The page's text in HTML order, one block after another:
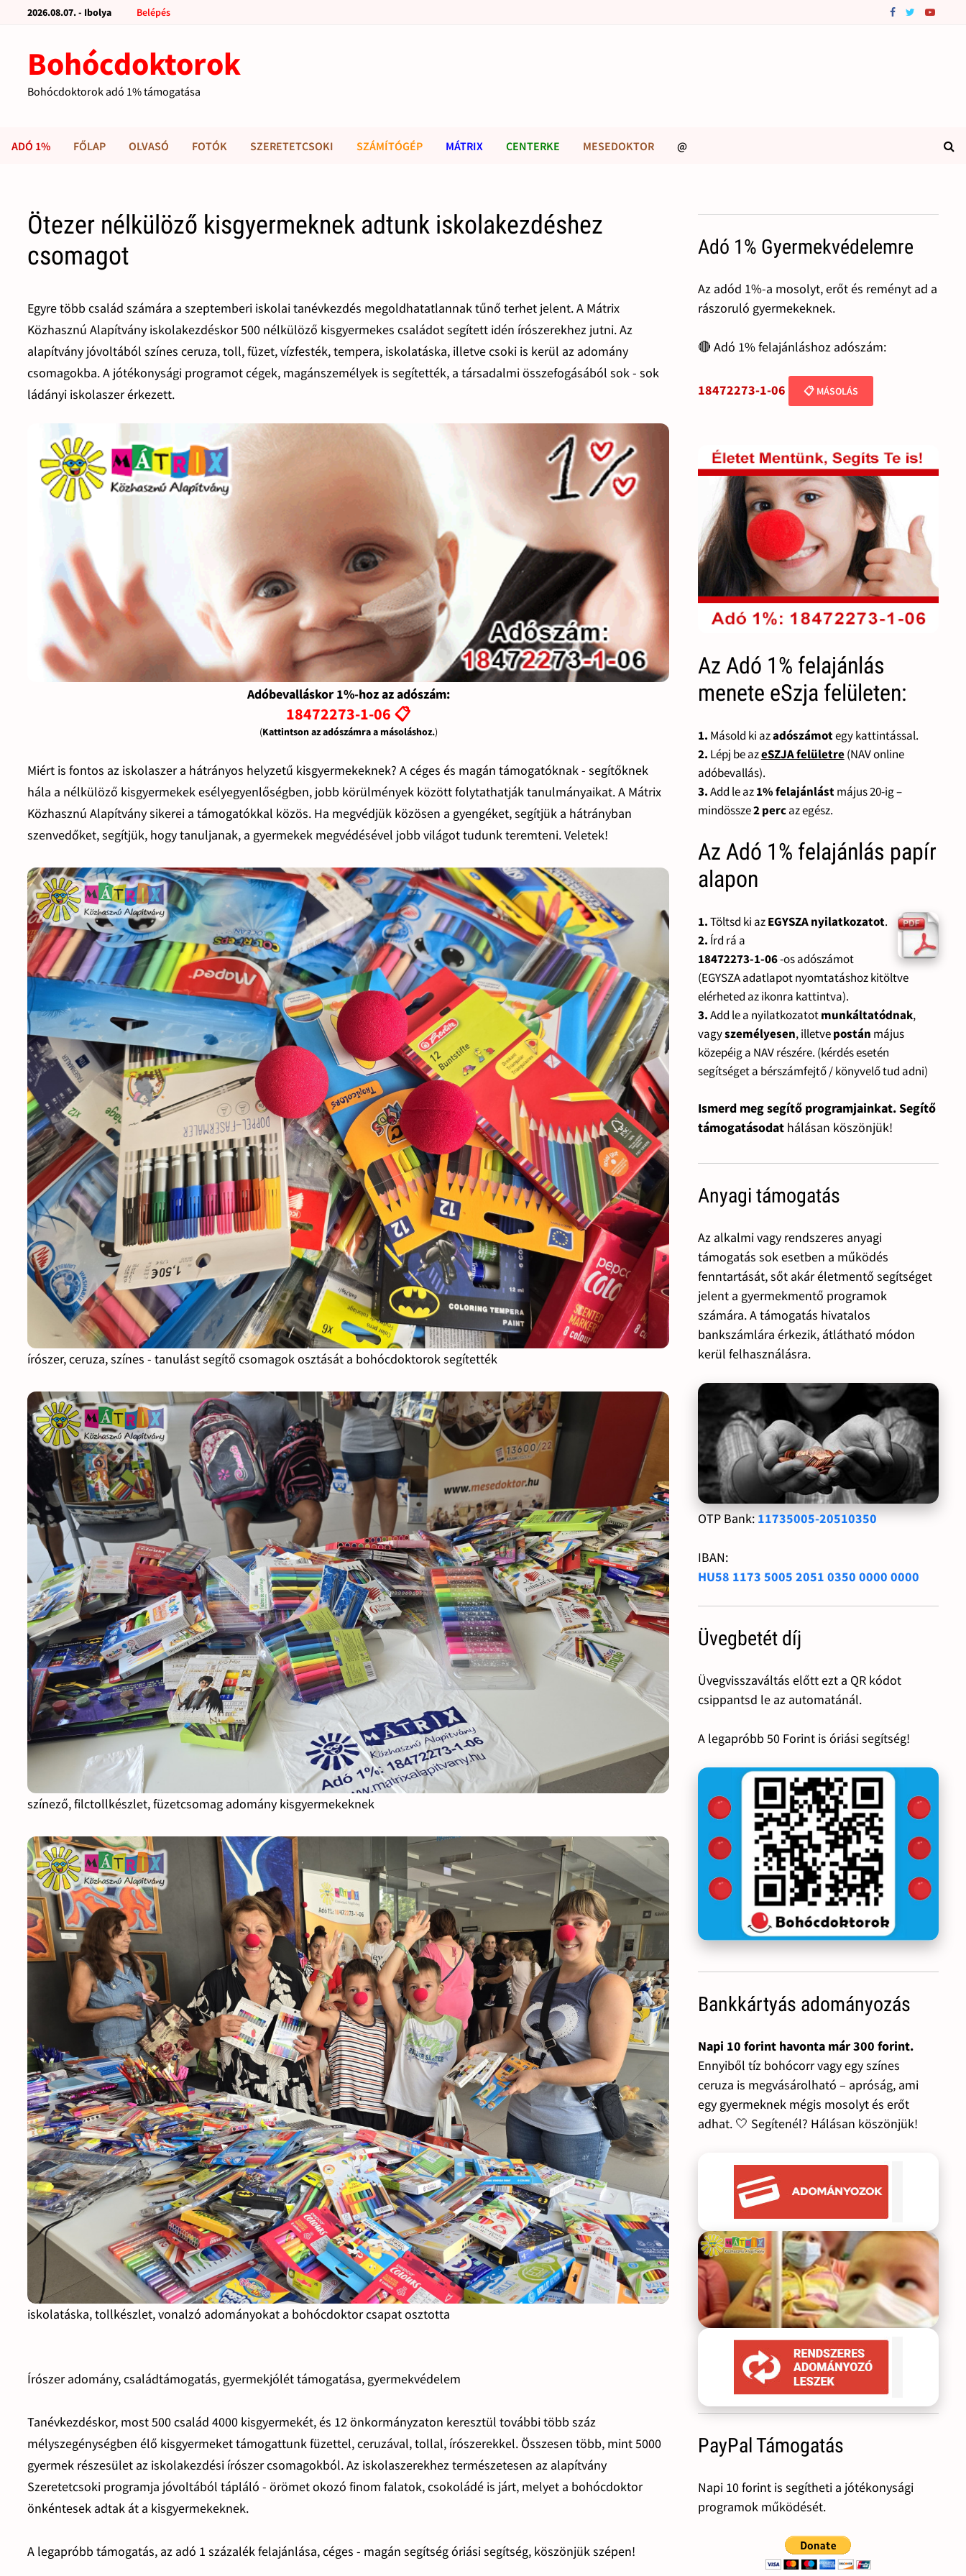
2026.08.07. - Ibolya Belépés
Bohócdoktorok
Bohócdoktorok adó 1% támogatása
ADÓ 1% FŐLAP OLVASÓ FOTÓK SZERETETCSOKI SZÁMÍTÓGÉP MÁTRIX CENTERKE MESEDOKTOR @
Ötezer nélkülöző kisgyermeknek adtunk iskolakezdéshez
csomagot
Egyre több család számára a szeptemberi iskolai tanévkezdés megoldhatatlannak tűnő terhet jelent. A Mátrix
Közhasznú Alapítvány iskolakezdéskor 500 nélkülöző kisgyermekes családot segített idén írószerekhez jutni. Az
alapítvány jóvoltából színes ceruza, toll, füzet, vízfesték, tempera, iskolatáska, illetve csoki is kerül az adomány
csomagokba. A jótékonysági programot cégek, magánszemélyek is segítették, a társadalmi összefogásából sok - sok
ládányi iskolaszer érkezett.
Adóbevalláskor 1%-hoz az adószám:
18472273-1-06 📋
(Kattintson az adószámra a másoláshoz.)
Miért is fontos az iskolaszer a hátrányos helyzetű kisgyermekeknek? A céges és magán támogatóknak - segítőknek
hála a nélkülöző kisgyermekek esélyegyenlőségben, jobb körülmények között folytathatják tanulmányaikat. A Mátrix
Közhasznú Alapítvány sikerei a támogatókkal közös. Ha megvédjük közösen a gyengéket, segítjük a hátrányban
szenvedőket, segítjük, hogy tanuljanak, a gyermekek megvédésével jobb világot tudunk teremteni. Veletek!
írószer, ceruza, színes - tanulást segítő csomagok osztását a bohócdoktorok segítették
színező, filctollkészlet, füzetcsomag adomány kisgyermekeknek
iskolatáska, tollkészlet, vonalzó adományokat a bohócdoktor csapat osztotta
Írószer adomány, családtámogatás, gyermekjólét támogatása, gyermekvédelem
Tanévkezdéskor, most 500 család 4000 kisgyermekét, és 12 önkormányzaton keresztül további több száz
mélyszegénységben élő kisgyermeket támogattunk füzettel, ceruzával, tollal, írószerekkel. Összesen több, mint 5000
gyermek részesület az iskolakezdési írószer csomagokból. Az iskolaszerekhez természetesen az alapítvány
Szeretetcsoki programja jóvoltából tápláló - örömet okozó finom falatok, csokoládé is járt, melyet a bohócdoktor
önkéntesek adtak át a kisgyermekeknek.
A legapróbb támogatás, az adó 1 százalék felajánlása, céges - magán segítség óriási segítség, köszönjük szépen!
Adó 1% Gyermekvédelemre
Az adód 1%-a mosolyt, erőt és reményt ad a
rászoruló gyermekeknek.
🔴 Adó 1% felajánláshoz adószám:
18472273-1-06 📋 MÁSOLÁS
Az Adó 1% felajánlás
menete eSzja felületen:
1. Másold ki azadószámotegy kattintással.
2. Lépj be azeSZJA felületre(NAV online
adóbevallás).
3.Add le az1% felajánlástmájus 20-ig –
mindössze2 percaz egész.
Az Adó 1% felajánlás papír
alapon
1.Töltsd ki azEGYSZA nyilatkozatot.
2. Írd rá a
18472273-1-06-os adószámot
(EGYSZA adatlapot nyomtatáshoz kitöltve
elérheted az ikonra kattintva).
3.Add le a nyilatkozatotmunkáltatódnak,
vagyszemélyesen, illetvepostán május
közepéig a NAV részére. (kérdés esetén
segítséget a bérszámfejtő / könyvelő tud adni)
Ismerd meg segítő programjainkat. Segítő
támogatásodat hálásan köszönjük!
Anyagi támogatás
Az alkalmi vagy rendszeres anyagi
támogatás sok esetben a működés
fenntartását, sőt akár életmentő segítséget
jelent a gyermekmentő programok
számára. A támogatás hivatalos
bankszámlára érkezik, átlátható módon
kerül felhasználásra.
OTP Bank: 11735005-20510350
IBAN:
HU58 1173 5005 2051 0350 0000 0000
Üvegbetét díj
Üvegvisszaváltás előtt ezt a QR kódot
csippantsd le az automatánál.
A legapróbb 50 Forint is óriási segítség!
Bankkártyás adományozás
Napi 10 forint havonta már 300 forint.
Ennyiből tíz bohócorr vagy egy színes
ceruza is megvásárolható – apróság, ami
egy gyermeknek mégis mosolyt és erőt
adhat. 🤍 Segítenél? Hálásan köszönjük!
PayPal Támogatás
Napi 10 forint is segítheti a jótékonysági
programok működését.